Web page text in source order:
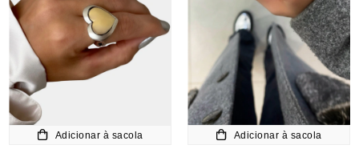
Adicionar à sacola Adicionar à sacola